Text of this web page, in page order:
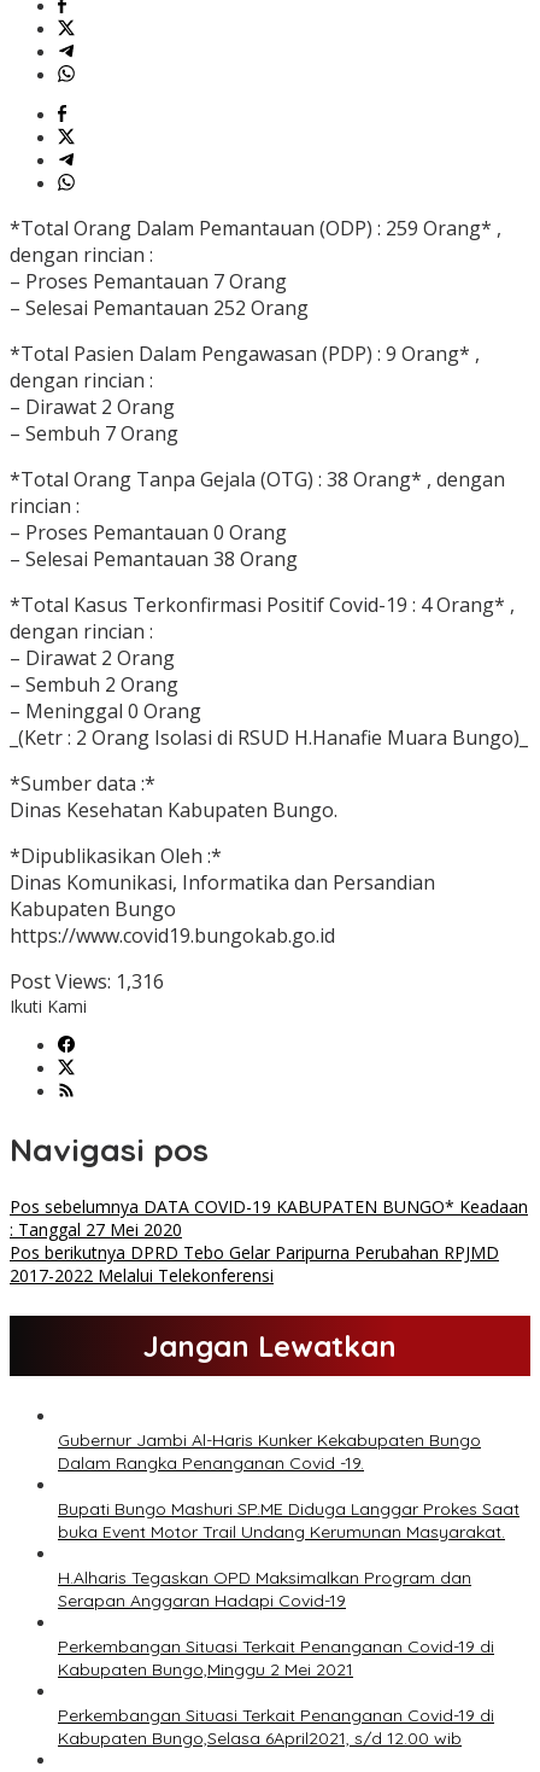
*Total Orang Dalam Pemantauan (ODP) : 259 Orang* ,
dengan rincian :
– Proses Pemantauan 7 Orang
– Selesai Pemantauan 252 Orang
*Total Pasien Dalam Pengawasan (PDP) : 9 Orang* ,
dengan rincian :
– Dirawat 2 Orang
– Sembuh 7 Orang
*Total Orang Tanpa Gejala (OTG) : 38 Orang* , dengan
rincian :
– Proses Pemantauan 0 Orang
– Selesai Pemantauan 38 Orang
*Total Kasus Terkonfirmasi Positif Covid-19 : 4 Orang* ,
dengan rincian :
– Dirawat 2 Orang
– Sembuh 2 Orang
– Meninggal 0 Orang
_(Ketr : 2 Orang Isolasi di RSUD H.Hanafie Muara Bungo)_
*Sumber data :*
Dinas Kesehatan Kabupaten Bungo.
*Dipublikasikan Oleh :*
Dinas Komunikasi, Informatika dan Persandian
Kabupaten Bungo
https://www.covid19.bungokab.go.id
Post Views: 1,316
Ikuti Kami
Navigasi pos
Pos sebelumnya DATA COVID-19 KABUPATEN BUNGO* Keadaan
: Tanggal 27 Mei 2020
Pos berikutnya DPRD Tebo Gelar Paripurna Perubahan RPJMD
2017-2022 Melalui Telekonferensi
Jangan Lewatkan
Gubernur Jambi Al-Haris Kunker Kekabupaten Bungo
Dalam Rangka Penanganan Covid -19.
Bupati Bungo Mashuri SP.ME Diduga Langgar Prokes Saat
buka Event Motor Trail Undang Kerumunan Masyarakat.
H.Alharis Tegaskan OPD Maksimalkan Program dan
Serapan Anggaran Hadapi Covid-19
Perkembangan Situasi Terkait Penanganan Covid-19 di
Kabupaten Bungo,Minggu 2 Mei 2021
Perkembangan Situasi Terkait Penanganan Covid-19 di
Kabupaten Bungo,Selasa 6April2021, s/d 12.00 wib